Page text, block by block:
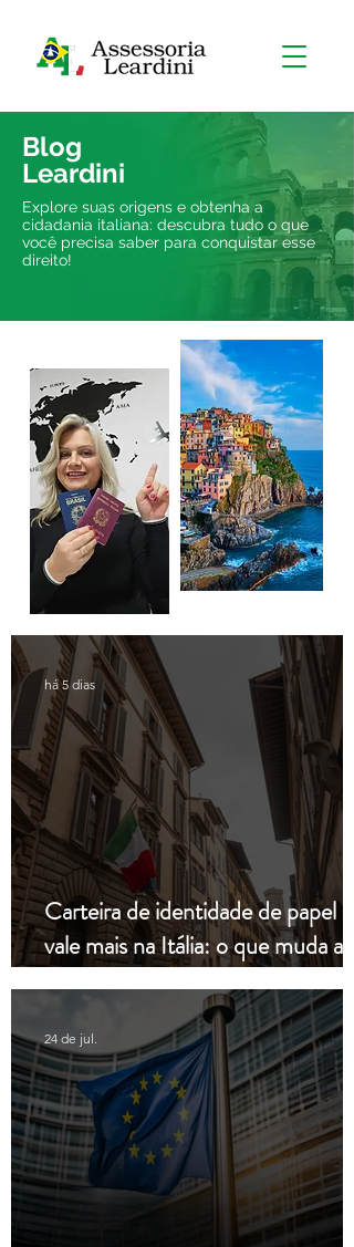
Blog
Leardini
Explore suas origens e obtenha a
cidadania italiana: descubra tudo o que
você precisa saber para conquistar esse
direito!
Carteira de identidade de papel
vale mais na Itália: o que muda a
há 5 dias
24 de jul.